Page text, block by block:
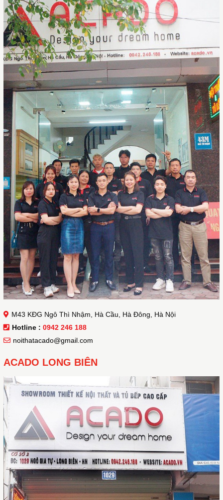
M43 KĐG Ngô Thì Nhậm, Hà Cầu, Hà Đông, Hà Nội
Hotline : 0942 246 188
noithatacado@gmail.com
ACADO LONG BIÊN